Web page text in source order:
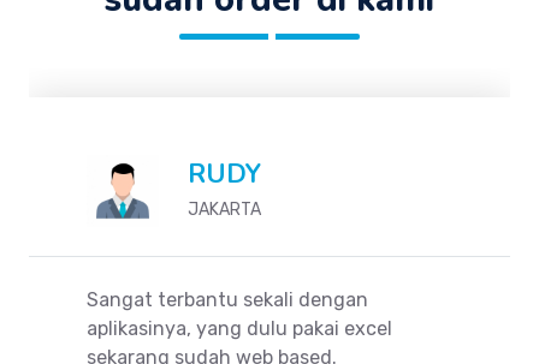
RUDY
JAKARTA
Sangat terbantu sekali dengan
aplikasinya, yang dulu pakai excel
sekarang sudah web based.